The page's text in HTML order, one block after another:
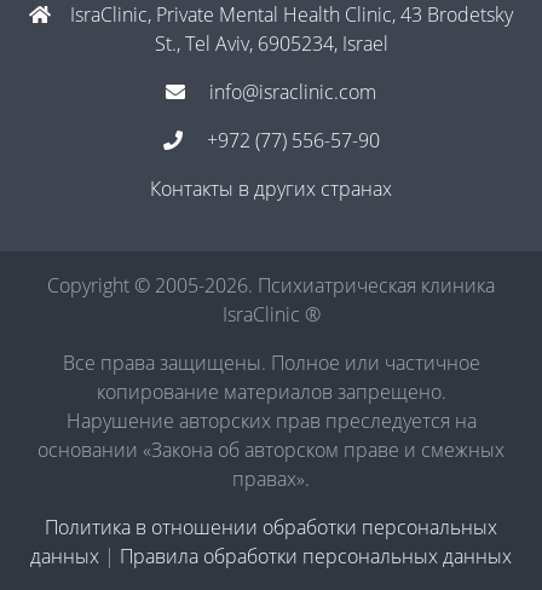
IsraClinic, Private Mental Health Clinic, 43 Brodetsky
St., Tel Aviv, 6905234, Israel
info@israclinic.com
+972 (77) 556-57-90
Контакты в других странах
Copyright © 2005-2026. Психиатрическая клиника
IsraClinic ®
Все права защищены. Полное или частичное
копирование материалов запрещено.
Нарушение авторских прав преследуется на
основании «Закона об авторском праве и смежных
правах».
Политика в отношении обработки персональных
данных | Правила обработки персональных данных